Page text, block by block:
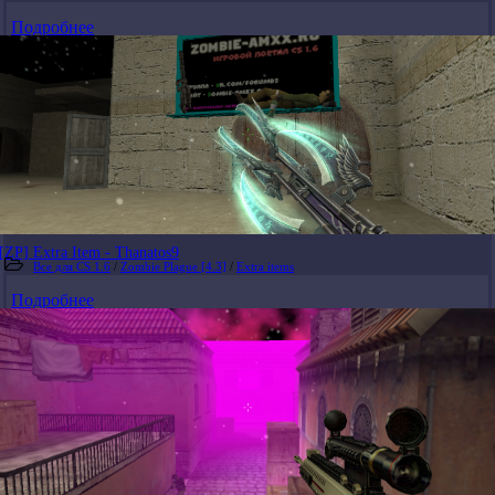
Подробнее
[ZP] Extra Item - Thanatos9
Все для CS 1.6 / Zombie Plague [4.3] / Extra items
Подробнее